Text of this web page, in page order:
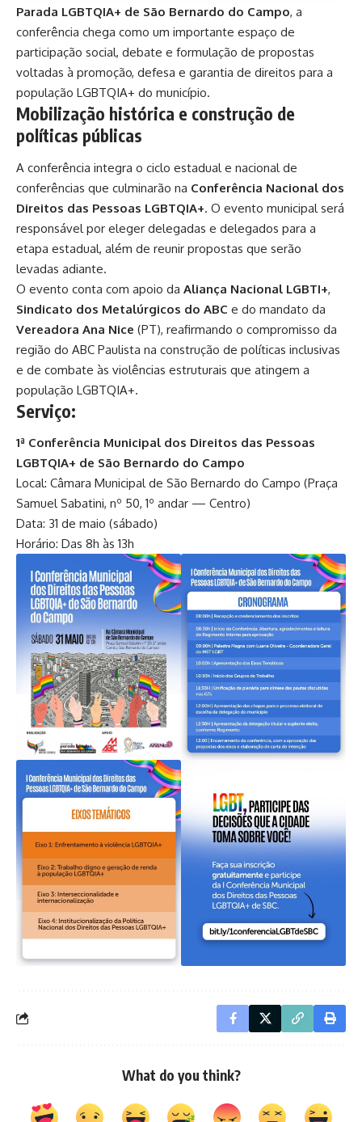
Parada LGBTQIA+ de São Bernardo do Campo, a
conferência chega como um importante espaço de
participação social, debate e formulação de propostas
voltadas à promoção, defesa e garantia de direitos para a
população LGBTQIA+ do município.
Mobilização histórica e construção de
políticas públicas
A conferência integra o ciclo estadual e nacional de
conferências que culminarão na Conferência Nacional dos
Direitos das Pessoas LGBTQIA+. O evento municipal será
responsável por eleger delegadas e delegados para a
etapa estadual, além de reunir propostas que serão
levadas adiante.
O evento conta com apoio da Aliança Nacional LGBTI+,
Sindicato dos Metalúrgicos do ABC e do mandato da
Vereadora Ana Nice (PT), reafirmando o compromisso da
região do ABC Paulista na construção de políticas inclusivas
e de combate às violências estruturais que atingem a
população LGBTQIA+.
Serviço:
1ª Conferência Municipal dos Direitos das Pessoas
LGBTQIA+ de São Bernardo do Campo
Local: Câmara Municipal de São Bernardo do Campo (Praça
Samuel Sabatini, nº 50, 1º andar — Centro)
Data: 31 de maio (sábado)
Horário: Das 8h às 13h
What do you think?